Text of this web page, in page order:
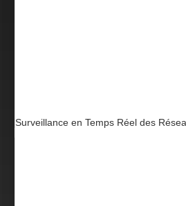
Surveillance en Temps Réel des